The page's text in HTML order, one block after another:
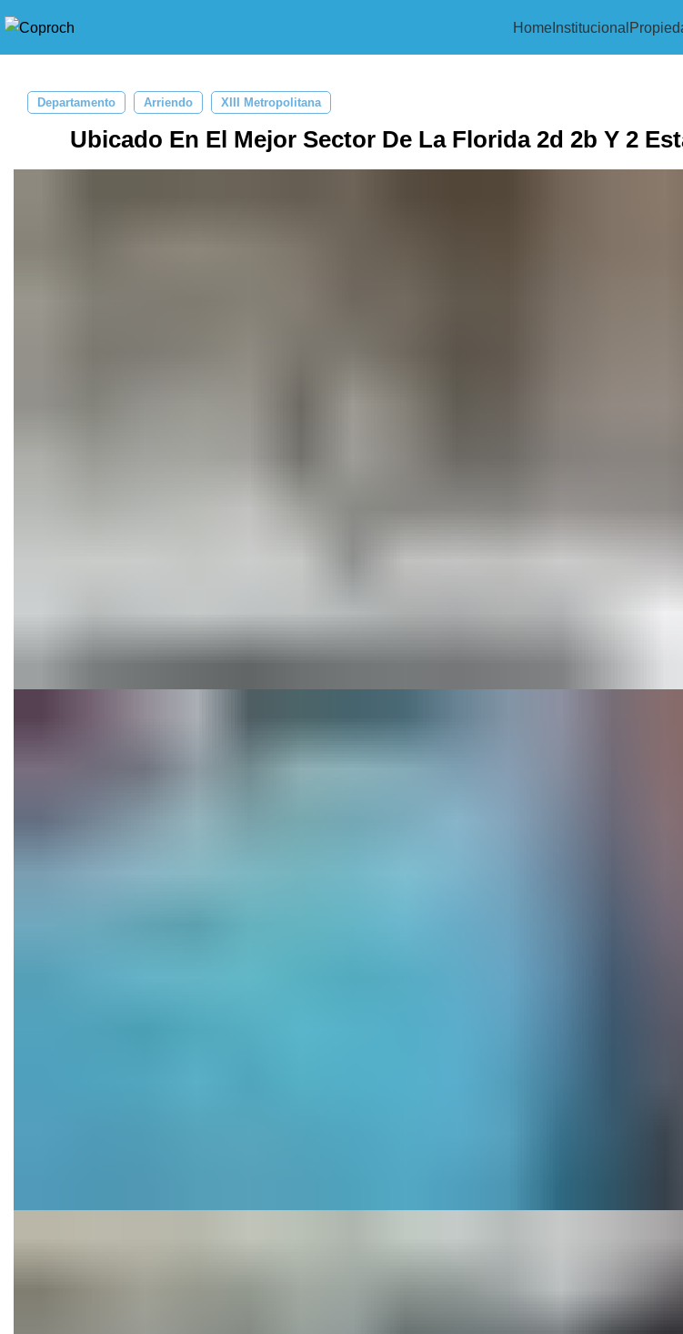
Home Institucional
Departamento Arriendo XIII Metropolitana
Ubicado En El Mejor Sector De La Florida 2d 2b Y 2